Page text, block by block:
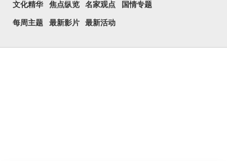
文化精华 焦点纵览 名家观点 国情专题
每周主题 最新影片 最新活动